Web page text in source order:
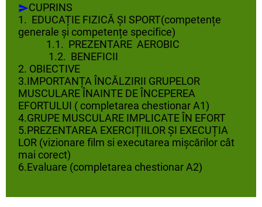
CUPRINS
1. EDUCAȚIE FIZICĂ ȘI SPORT(competențe
generale și competențe specifice)
1.1. PREZENTARE AEROBIC
1.2. BENEFICII
2. OBIECTIVE
3.IMPORTANȚA ÎNCĂLZIRII GRUPELOR
MUSCULARE ÎNAINTE DE ÎNCEPEREA
EFORTULUI ( completarea chestionar A1)
4.GRUPE MUSCULARE IMPLICATE ÎN EFORT
5.PREZENTAREA EXERCIȚIILOR ȘI EXECUȚIA
LOR (vizionare film si executarea mișcărilor cât
mai corect)
6.Evaluare (completarea chestionar A2)